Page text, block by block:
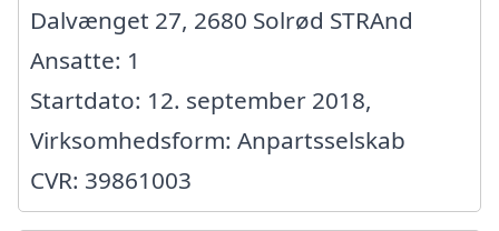
Dalvænget 27, 2680 Solrød STRAnd
Ansatte: 1
Startdato: 12. september 2018,
Virksomhedsform: Anpartsselskab
CVR: 39861003